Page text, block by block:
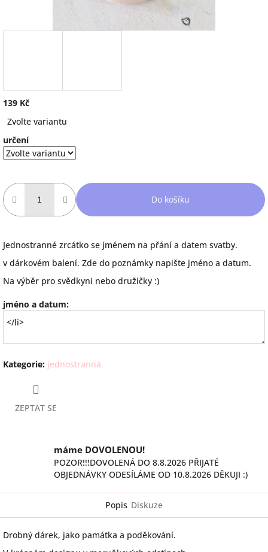
139 Kč
cena:
Zvolte variantu
určení
Do košíku
Jednostranné zrcátko se jménem na přání a datem svatby.
v dárkovém balení. Zde do poznámky napište jméno a datum.
Na výběr pro svědkyni nebo družičky :)
jméno a datum:
Kategorie: jednostranná
ZEPTAT SE
máme DOVOLENOU!
POZOR!!!DOVOLENÁ DO 8.8.2026 PŘIJATÉ
OBJEDNÁVKY ODESÍLÁME OD 10.8.2026 DĚKUJI :)
Popis Diskuze
Drobný dárek, jako památka a poděkování.